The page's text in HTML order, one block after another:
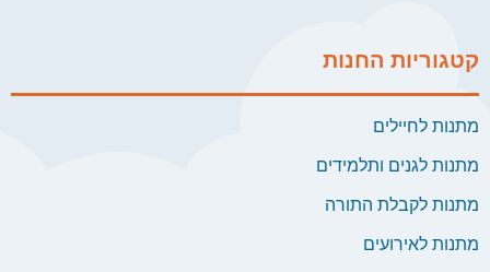
קטגוריות החנות
מתנות לחיילים
מתנות לגנים ותלמידים
מתנות לקבלת התורה
מתנות לאירועים